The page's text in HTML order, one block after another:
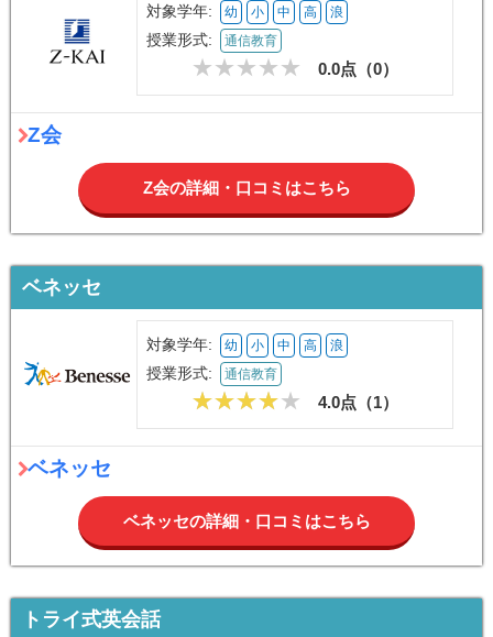
対象学年: 幼 小 中 高 浪
授業形式: 通信教育
0.0点（0）
Z会
Z会の詳細・口コミはこちら
ベネッセ
対象学年: 幼 小 中 高 浪
授業形式: 通信教育
4.0点（1）
ベネッセ
ベネッセの詳細・口コミはこちら
トライ式英会話